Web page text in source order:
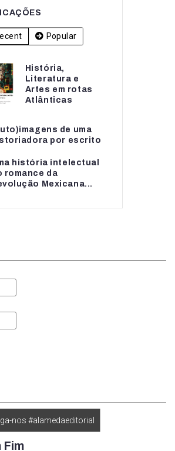
Popular
História,
Literatura e
Artes em rotas
Atlânticas
de uma
por escrito
história intelectual
romance da
Mexicana...
História,
Literatura e
Artes em rotas...
de uma
por escrito
história intelectual
romance da...
nos #alamedaeditorial
Fim